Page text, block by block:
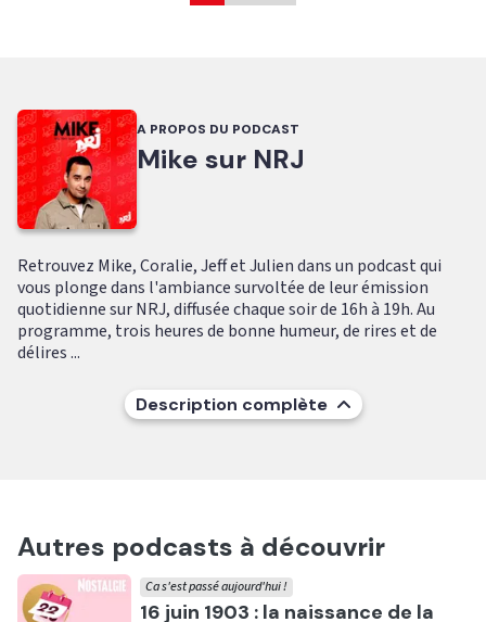
A PROPOS DU PODCAST
Mike sur NRJ
Retrouvez Mike, Coralie, Jeff et Julien dans un podcast qui
vous plonge dans l'ambiance survoltée de leur émission
quotidienne sur NRJ, diffusée chaque soir de 16h à 19h. Au
programme, trois heures de bonne humeur, de rires et de
délires ...
Description complète
Autres podcasts à découvrir
Ecouter
16 juin 1903 : la naissance de la
Ca s'est passé aujourd'hui !